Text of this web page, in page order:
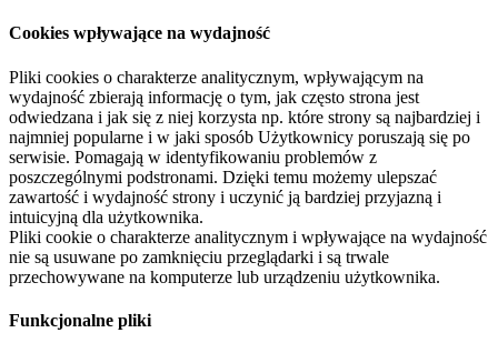
Cookies wpływające na wydajność
Pliki cookies o charakterze analitycznym, wpływającym na
wydajność zbierają informację o tym, jak często strona jest
odwiedzana i jak się z niej korzysta np. które strony są najbardziej i
najmniej popularne i w jaki sposób Użytkownicy poruszają się po
serwisie. Pomagają w identyfikowaniu problemów z
poszczególnymi podstronami. Dzięki temu możemy ulepszać
zawartość i wydajność strony i uczynić ją bardziej przyjazną i
intuicyjną dla użytkownika.
Pliki cookie o charakterze analitycznym i wpływające na wydajność
nie są usuwane po zamknięciu przeglądarki i są trwale
przechowywane na komputerze lub urządzeniu użytkownika.
Funkcjonalne pliki